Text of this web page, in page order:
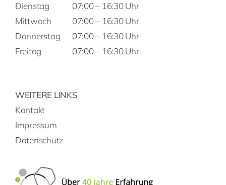
Dienstag
Mittwoch
Donnerstag
Freitag
07:00 – 16:30 Uhr
07:00 – 16:30 Uhr
07:00 – 16:30 Uhr
07:00 – 16:30 Uhr
WEITERE LINKS
Kontakt
Impressum
Datenschutz